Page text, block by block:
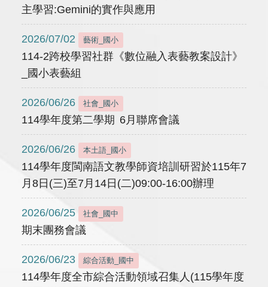
主學習:Gemini的實作與應用
2026/07/02 藝術_國小
114-2跨校學習社群《數位融入表藝教案設計》
_國小表藝組
2026/06/26 社會_國小
114學年度第二學期 6月聯席會議
2026/06/26 本土語_國小
114學年度閩南語文教學師資培訓研習於115年7
月8日(三)至7月14日(二)09:00-16:00辦理
2026/06/25 社會_國中
期末團務會議
2026/06/23 綜合活動_國中
114學年度全市綜合活動領域召集人(115學年度